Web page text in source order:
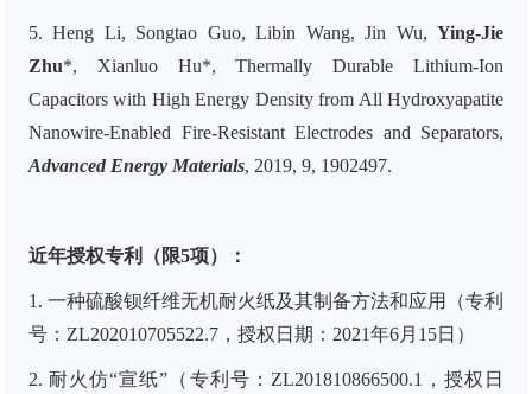
5.Heng Li, Songtao Guo, Libin Wang, Jin Wu,Ying-Jie
Zhu*, Xianluo Hu*, Thermally Durable Lithium-Ion
Capacitors with High Energy Density from All Hydroxyapatite
Nanowire-Enabled Fire-Resistant Electrodes and Separators,
Advanced Energy Materials, 2019, 9, 1902497.
近年授权专利（限5项）：
1. 一种硫酸钡纤维无机耐火纸及其制备方法和应用（专利
号：ZL202010705522.7，授权日期：2021年6月15日）
2.耐火仿“宣纸”（专利号：ZL201810866500.1，授权日